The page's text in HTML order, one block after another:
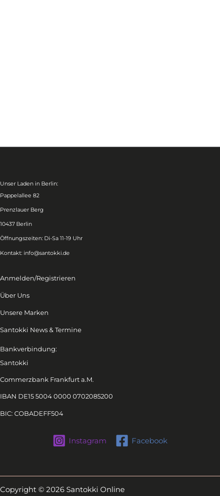
Unser Laden in Berlin:
Pappelallee 82
Prenzlauer Berg
10437 Berlin
Öffnungszeiten: Di-Sa 11-19 Uhr
Kontakt: info@santokki.de
Anmelden/Registrieren
Über Uns
Unsere Marken
Santokki News & Termine
Bankverbindung:
Santokki
Commerzbank Frankfurt a.M.
IBAN DE15 5004 0000 0702085200
BIC: COBADEFF504
Instagram Facebook
Copyright © 2026 Santokki Online